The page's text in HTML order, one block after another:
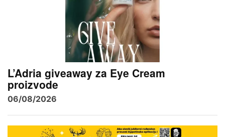
L’Adria giveaway za Eye Cream
proizvode
06/08/2026